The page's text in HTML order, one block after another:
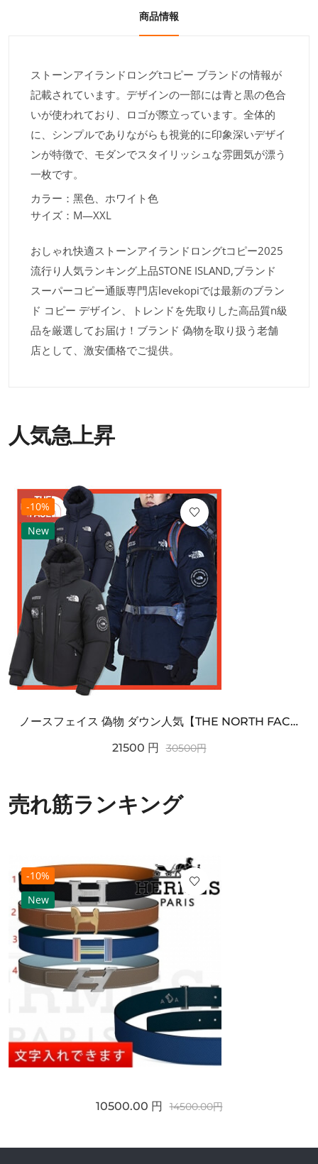
商品情報
ストーンアイランドロングtコピー ブランドの情報が
記載されています。デザインの一部には青と黒の色合
いが使われており、ロゴが際立っています。全体的
に、シンプルでありながらも視覚的に印象深いデザイ
ンが特徴で、モダンでスタイリッシュな雰囲気が漂う
一枚です。
カラー：黑色、ホワイト色
サイズ：M—XXL
おしゃれ快適ストーンアイランドロングtコピー2025
流行り人気ランキング上品STONE ISLAND,ブランド
スーパーコピー通販専門店levekopiでは最新のブラン
ド コピー デザイン、トレンドを先取りした高品質n級
品を厳選してお届け！ブランド 偽物を取り扱う老舗
店として、激安価格でご提供。
人気急上昇
-10%
New
ノースフェイス 偽物 ダウン人気【THE NORTH FACE】M'S 7 SUMMIT HIM...
21500 円 30500円
売れ筋ランキング
-10%
New
10500.00 円 14500.00円